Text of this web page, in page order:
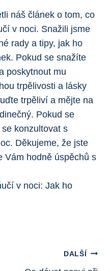
náš článek o tom, co
v noci. Snažili jsme
rady a tipy, jak ho
Pokud se snažíte
poskytnout mu
trpělivosti a lásky
trpěliví a mějte na
Pokud se
konzultovat s
Děkujeme, že jste
Vám hodně úspěchů s
DALŠÍ